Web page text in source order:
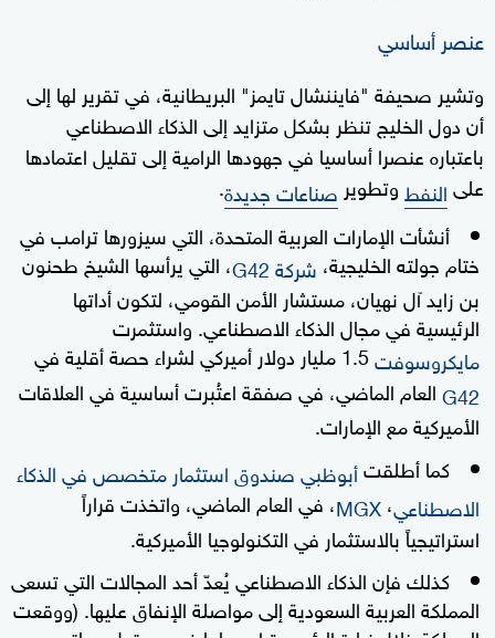
عنصر أساسي
وتشير صحيفة "فايننشال تايمز" البريطانية، في تقرير لها إلى
أن دول الخليج تنظر بشكل متزايد إلى الذكاء الاصطناعي
باعتباره عنصرا أساسيا في جهودها الرامية إلى تقليل اعتمادها
علىالنفطوتطوير صناعات جديدة.
أنشأت الإمارات العربية المتحدة، التي سيزورها ترامب في
ختام جولته الخليجية، شركة G42
، التي يرأسها الشيخ طحنون
بن زايد آل نهيان، مستشار الأمن القومي، لتكون أداتها
الرئيسية في مجال الذكاء الاصطناعي. واستثمرت
مايكروسوفت
G42العام الماضي، في صفقة اعتُبرت أساسية في العلاقات
الأميركية مع الإمارات.
كما أطلقتأبوظبي صندوق استثمار متخصص في الذكاء
الاصطناعي،MGX، في العام الماضي، واتخذت قراراً
استراتيجياً بالاستثمار في التكنولوجيا الأميركية.
كذلك فإن الذكاء الاصطناعي يُعدّ أحد المجالات التي تسعى
المملكة العربية السعودية إلى مواصلة الإنفاق عليها. (ووقعت